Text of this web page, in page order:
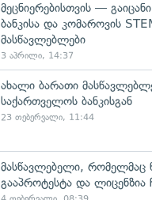
მეცნიერებისთვის —
ბანკისა და კომაროვის
მასწავლებლები
3 აპრილი, 14:37
ახალი ბარათი
საქართველოს ბანკისგან
23 თებერვალი, 11:44
მასწავლებელი, რომელმაც
გააპროტესტა და ლიცენზია